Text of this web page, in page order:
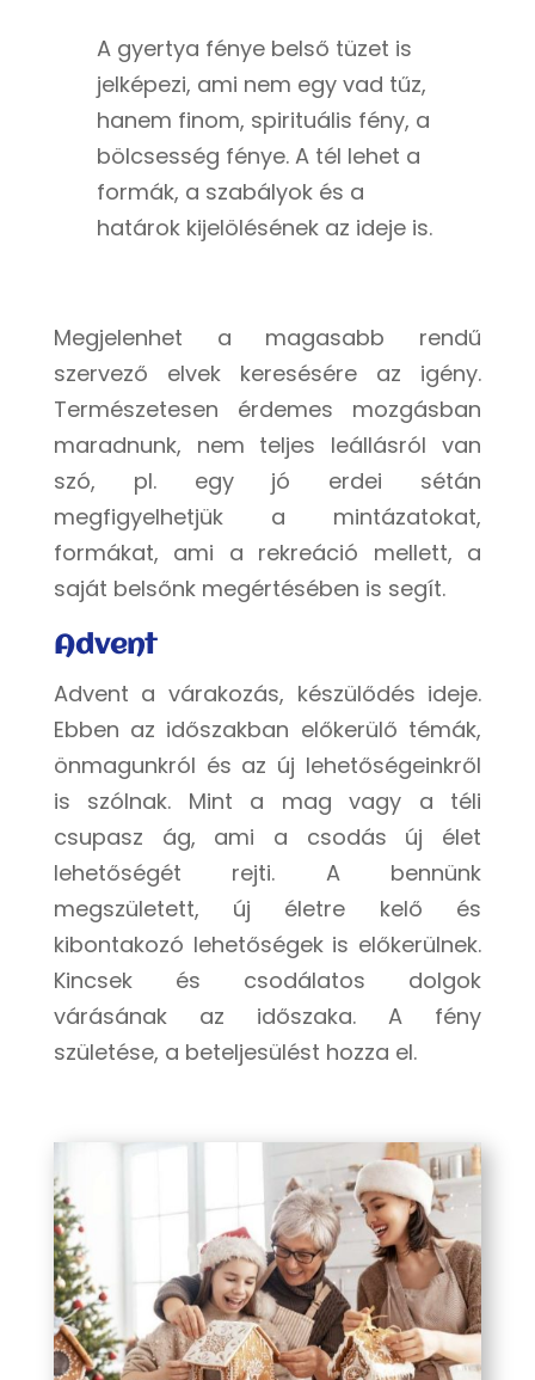
A gyertya fénye belső tüzet is
jelképezi, ami nem egy vad tűz,
hanem finom, spirituális fény, a
bölcsesség fénye. A tél lehet a
formák, a szabályok és a
határok kijelölésének az ideje is.
Megjelenhet a magasabb rendű
szervező elvek keresésére az igény.
Természetesen érdemes mozgásban
maradnunk, nem teljes leállásról van
szó, pl. egy jó erdei sétán
megfigyelhetjük a mintázatokat,
formákat, ami a rekreáció mellett, a
saját belsőnk megértésében is segít.
Advent
Advent a várakozás, készülődés ideje.
Ebben az időszakban előkerülő témák,
önmagunkról és az új lehetőségeinkről
is szólnak. Mint a mag vagy a téli
csupasz ág, ami a csodás új élet
lehetőségét rejti. A bennünk
megszületett, új életre kelő és
kibontakozó lehetőségek is előkerülnek.
Kincsek és csodálatos dolgok
várásának az időszaka. A fény
születése, a beteljesülést hozza el.